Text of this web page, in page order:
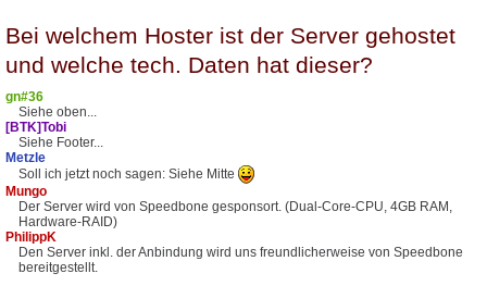
Bei welchem Hoster ist der Server gehostet
und welche tech. Daten hat dieser?
gn#36
Siehe oben...
[BTK]Tobi
Siehe Footer...
Metzle
Soll ich jetzt noch sagen: Siehe Mitte
Mungo
Der Server wird von Speedbone gesponsort. (Dual-Core-CPU, 4GB RAM,
Hardware-RAID)
PhilippK
Den Server inkl. der Anbindung wird uns freundlicherweise von Speedbone
bereitgestellt.